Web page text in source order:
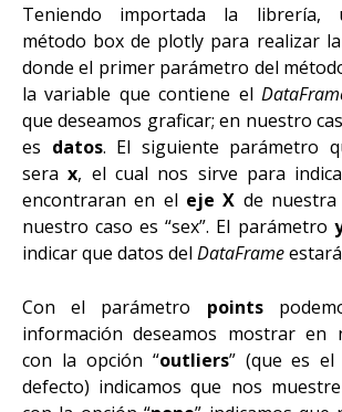
Teniendo importada la librería,
método box de plotly para realizar
donde el primer parámetro del
la variable que contiene el
que deseamos graficar; en nuestro
es datos. El siguiente parámetro
serax, el cual nos sirve para
encontraran en el eje X de
nuestro caso es “sex”. El parámetro
indicar que datos del DataFrame
Con el parámetro points
información deseamos mostrar en
con la opción “outliers” (que es
defecto) indicamos que nos